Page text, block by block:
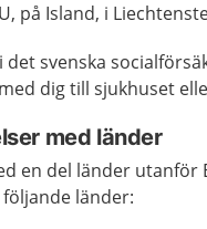
på Island, i
svenska
dig till sjukhuset
med länder
en del länder
länder: